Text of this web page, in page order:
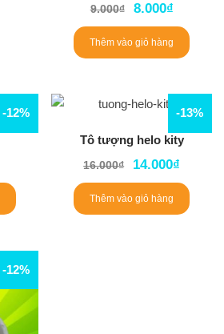
9.000₫ 8.000₫
Thêm vào giỏ hàng
-12%
-13%
Tô tượng helo kity
16.000₫ 14.000₫
Thêm vào giỏ hàng
-12%